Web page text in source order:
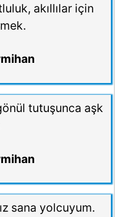
akıllılar için
tutuşunca aşk
sana yolcuyum.